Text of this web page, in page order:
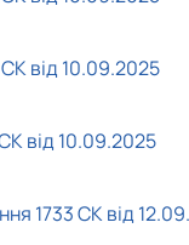
від 10.09.2025
від 10.09.2025
1733 СК від 12.09.